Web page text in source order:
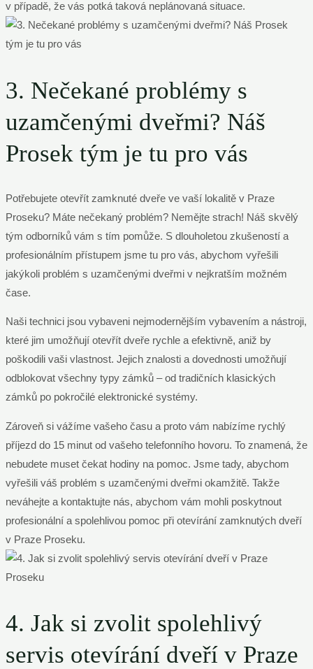
v případě, že vás potká taková neplánovaná situace.
3. Nečekané problémy s
uzamčenými dveřmi? Náš
Prosek tým je tu pro vás
Potřebujete otevřít zamknuté dveře ve vaší lokalitě v Praze
Proseku? Máte nečekaný problém? Nemějte strach! Náš skvělý
tým odborníků vám s tím pomůže. S dlouholetou zkušeností a
profesionálním přístupem jsme tu pro vás, abychom vyřešili
jakýkoli problém s uzamčenými dveřmi v nejkratším možném
čase.
Naši technici jsou vybaveni nejmodernějším vybavením a nástroji,
které jim umožňují otevřít dveře rychle a efektivně, aniž by
poškodili vaši vlastnost. Jejich znalosti a dovednosti umožňují
odblokovat všechny typy zámků – od tradičních klasických
zámků po pokročilé elektronické systémy.
Zároveň si vážíme vašeho času a proto vám nabízíme rychlý
příjezd do 15 minut od vašeho telefonního hovoru. To znamená, že
nebudete muset čekat hodiny na pomoc. Jsme tady, abychom
vyřešili váš problém s uzamčenými dveřmi okamžitě. Takže
neváhejte a kontaktujte nás, abychom vám mohli poskytnout
profesionální a spolehlivou pomoc při otevírání zamknutých dveří
v Praze Proseku.
4. Jak si zvolit spolehlivý
servis otevírání dveří v Praze